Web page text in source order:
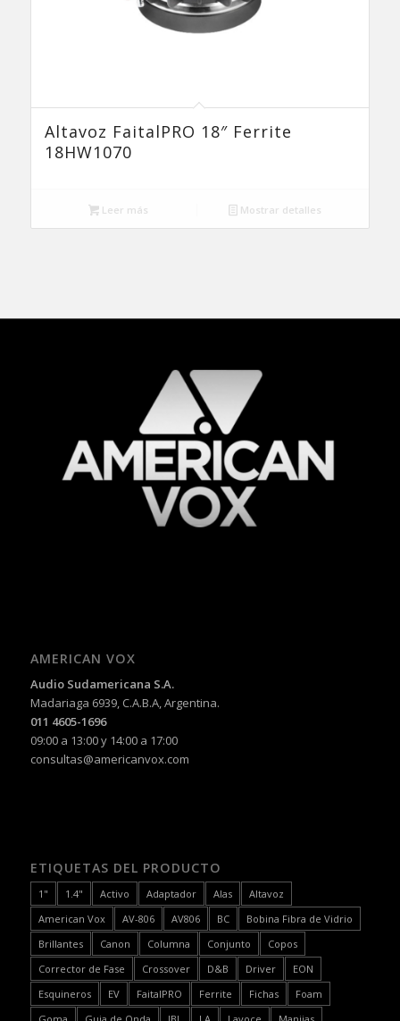
Altavoz FaitalPRO 18″ Ferrite
18HW1070
Leer más Mostrar detalles
AMERICAN VOX
Audio Sudamericana S.A.
Madariaga 6939, C.A.B.A, Argentina.
011 4605-1696
09:00 a 13:00 y 14:00 a 17:00
consultas@americanvox.com
ETIQUETAS DEL PRODUCTO
1" 1.4" Activo Adaptador Alas
Altavoz
American Vox
AV-806 AV806 BC
Bobina Fibra de Vidrio
Brillantes
Canon Columna Conjunto
Copos
Corrector de Fase
Crossover D&B Driver
EON
Esquineros
EV FaitalPRO Ferrite Fichas
Foam